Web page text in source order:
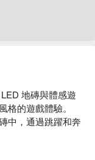
地磚與體感遊
的遊戲體驗。
中，通過跳躍和奔
格子為安全區，藍